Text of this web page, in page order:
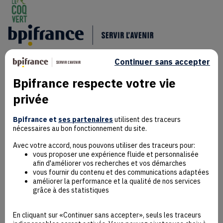
Mentions Légales
Données personnelles
Contact
Mentions Légales
Bpifrance respecte votre vie
privée
Bpifrance et ses partenaires utilisent des traceurs
nécessaires au bon fonctionnement du site.
Avec votre accord, nous pouvons utiliser des traceurs pour:
vous proposer une expérience fluide et personnalisée
afin d'améliorer vos recherches et vos démarches
vous fournir du contenu et des communications adaptées
améliorer la performance et la qualité de nos services
grâce à des statistiques
En cliquant sur «Continuer sans accepter», seuls les traceurs
Continuer sans accepter